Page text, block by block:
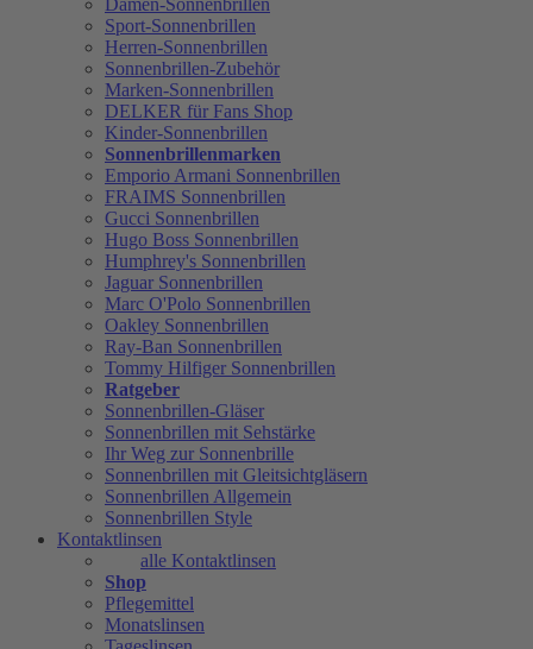
Damen-Sonnenbrillen
Sport-Sonnenbrillen
Herren-Sonnenbrillen
Sonnenbrillen-Zubehör
Marken-Sonnenbrillen
DELKER für Fans Shop
Kinder-Sonnenbrillen
Sonnenbrillenmarken
Emporio Armani Sonnenbrillen
FRAIMS Sonnenbrillen
Gucci Sonnenbrillen
Hugo Boss Sonnenbrillen
Humphrey's Sonnenbrillen
Jaguar Sonnenbrillen
Marc O'Polo Sonnenbrillen
Oakley Sonnenbrillen
Ray-Ban Sonnenbrillen
Tommy Hilfiger Sonnenbrillen
Ratgeber
Sonnenbrillen-Gläser
Sonnenbrillen mit Sehstärke
Ihr Weg zur Sonnenbrille
Sonnenbrillen mit Gleitsichtgläsern
Sonnenbrillen Allgemein
Sonnenbrillen Style
Kontaktlinsen
alle Kontaktlinsen
Shop
Pflegemittel
Monatslinsen